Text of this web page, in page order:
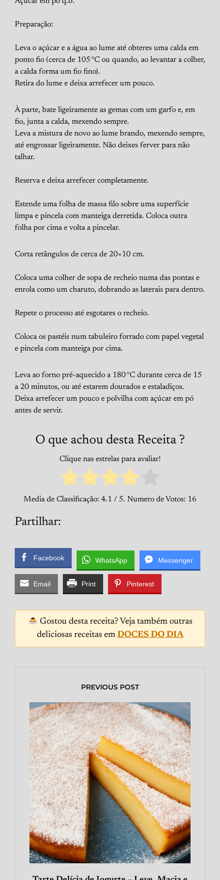
Preparação:
Leva o açúcar e a água ao lume até obteres uma calda em
ponto fio (cerca de 105 °C ou quando, ao levantar a colher,
a calda forma um fio fino).
Retira do lume e deixa arrefecer um pouco.
À parte, bate ligeiramente as gemas com um garfo e, em
fio, junta a calda, mexendo sempre.
Leva a mistura de novo ao lume brando, mexendo sempre,
até engrossar ligeiramente. Não deixes ferver para não
talhar.
Reserva e deixa arrefecer completamente.
Estende uma folha de massa filo sobre uma superfície
limpa e pincela com manteiga derretida. Coloca outra
folha por cima e volta a pincelar.
Corta retângulos de cerca de 20×10 cm.
Coloca uma colher de sopa de recheio numa das pontas e
enrola como um charuto, dobrando as laterais para dentro.
Repete o processo até esgotares o recheio.
Coloca os pastéis num tabuleiro forrado com papel vegetal
e pincela com manteiga por cima.
Leva ao forno pré-aquecido a 180 °C durante cerca de 15
a 20 minutos, ou até estarem dourados e estaladiços.
Deixa arrefecer um pouco e polvilha com açúcar em pó
antes de servir.
O que achou desta Receita ?
Clique nas estrelas para avaliar!
Media de Classificação: 4.1 / 5. Numero de Votos: 16
Partilhar:
Facebook WhatsApp Messenger
Email Print Pinterest
Gostou desta receita? Veja também outras
deliciosas receitas em DOCES DO DIA
PREVIOUS POST